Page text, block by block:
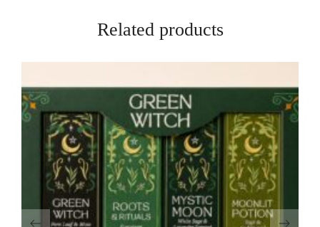
Related products